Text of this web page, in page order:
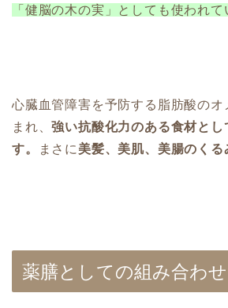
「健脳の木の実」としても使われて
心臓血管障害を予防する脂肪酸のオ
まれ、強い抗酸化力のある食材とし
す。
まさに 美髪、美肌、美腸のくる
薬膳としての組み合わせ